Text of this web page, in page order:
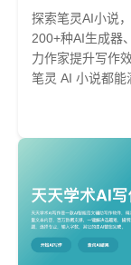
探索笔灵AI小说
200+种AI生成器
力作家提升写作
笔灵 AI 小说都能